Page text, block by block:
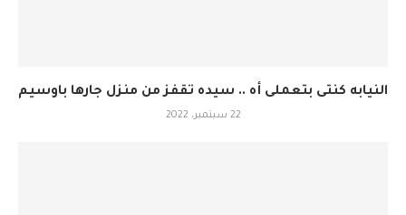
النيابه كنتى بتعملى أه .. سيده تقفز من منزل جارها باوسيم
22 سبتمبر، 2022